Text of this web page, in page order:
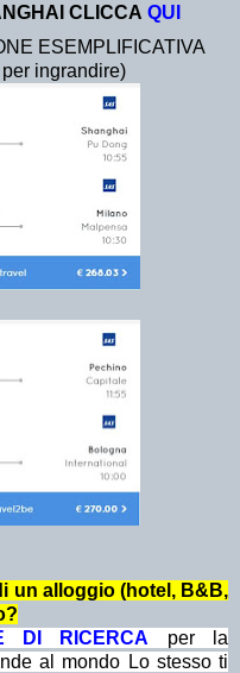
CLICCA QUI
ESEMPLIFICATIVA
ingrandire)
un alloggio (hotel, B&B,
DI RICERCA
per la
al mondo Lo stesso ti